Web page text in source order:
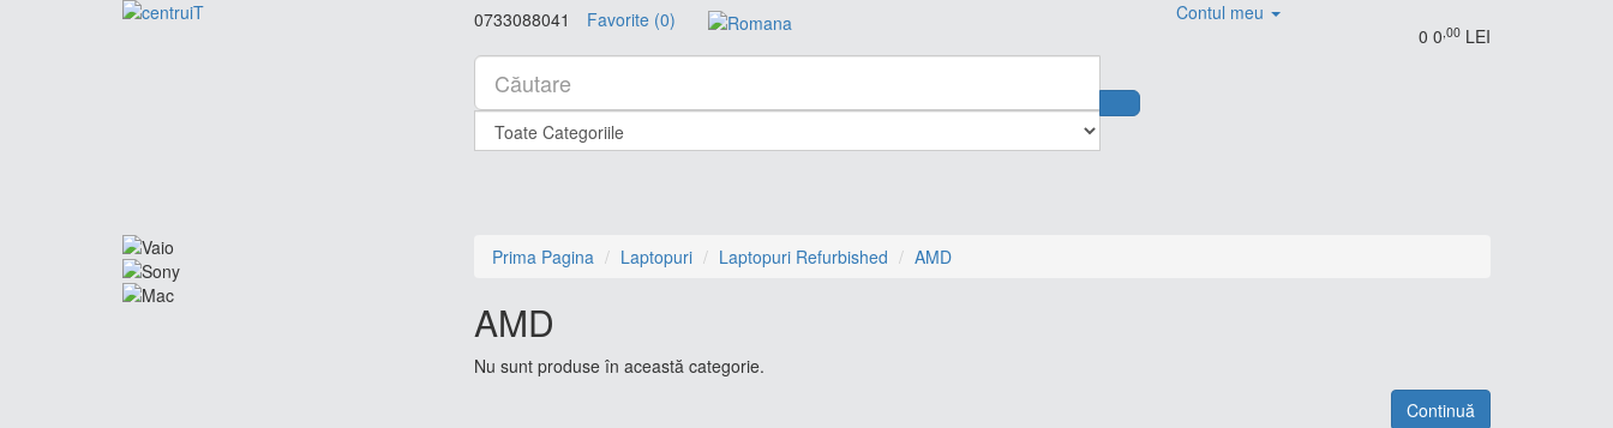
0733088041 Favorite (0)
Contul meu
0 0 ,00 LEI
Prima Pagina Laptopuri Laptopuri Refurbished AMD
AMD
Nu sunt produse în această categorie.
Continuă